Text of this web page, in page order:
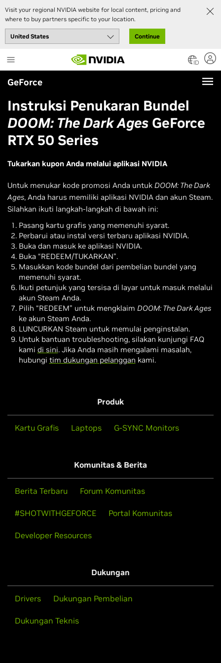
Visit your regional NVIDIA website for local content, pricing and
where to buy partners specific to your location.
Continue
to
main
content
ID
GeForce
Instruksi Penukaran Bundel
DOOM: The Dark Ages GeForce
RTX 50 Series
Tukarkan kupon Anda melalui aplikasi NVIDIA
Untuk menukar kode promosi Anda untuk DOOM: The Dark
Ages, Anda harus memiliki aplikasi NVIDIA dan akun Steam.
Silahkan ikuti langkah-langkah di bawah ini:
Pasang kartu grafis yang memenuhi syarat.
Perbarui atau instal versi terbaru aplikasi NVIDIA.
Buka dan masuk ke aplikasi NVIDIA.
Buka “REDEEM/TUKARKAN”.
Masukkan kode bundel dari pembelian bundel yang
memenuhi syarat.
Ikuti petunjuk yang tersisa di layar untuk masuk melalui
akun Steam Anda.
Pilih “REDEEM” untuk mengklaim DOOM: The Dark Ages
ke akun Steam Anda.
LUNCURKAN Steam untuk memulai penginstalan.
Untuk bantuan troubleshooting, silakan kunjungi FAQ
kami di sini. Jika Anda masih mengalami masalah,
hubungi tim dukungan pelanggan kami.
Produk
Kartu Grafis Laptops G-SYNC Monitors
Komunitas & Berita
Berita Terbaru Forum Komunitas
#SHOTWITHGEFORCE Portal Komunitas
Developer Resources
Dukungan
Drivers Dukungan Pembelian
Dukungan Teknis